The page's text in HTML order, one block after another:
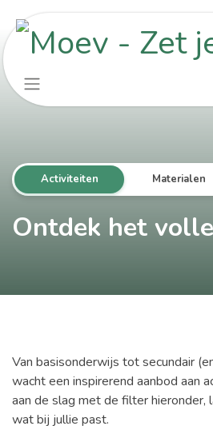
Activiteiten Materialen
Ontdek het
Van basisonderwijs tot secundair
wacht een inspirerend aanbod aan
aan de slag met de filter hieronder,
wat bij jullie past.